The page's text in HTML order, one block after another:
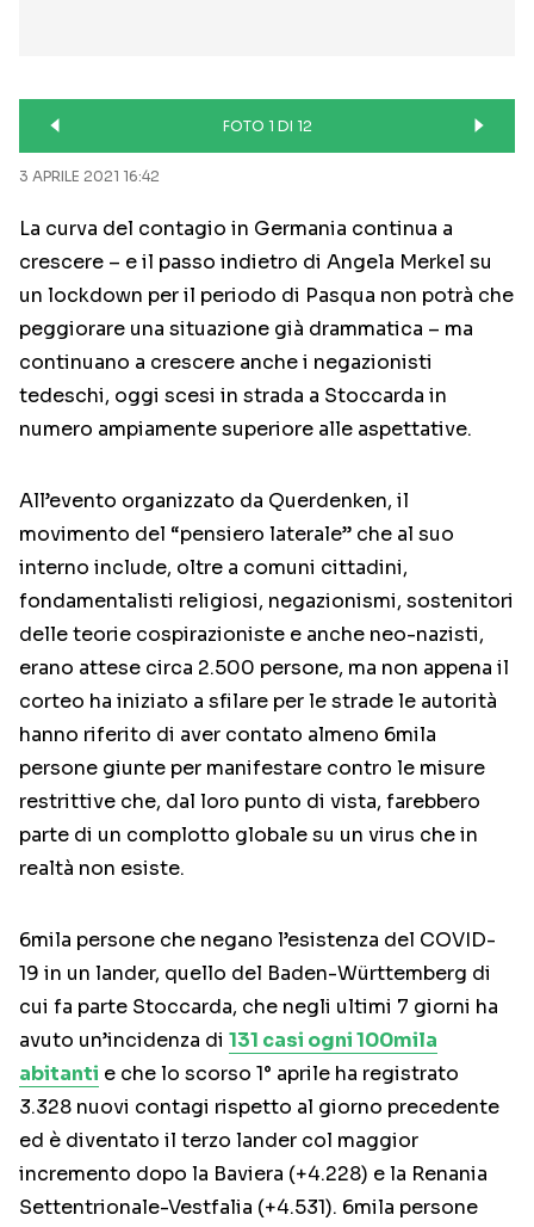
FOTO 1 DI 12
3 APRILE 2021 16:42
La curva del contagio in Germania continua a
crescere – e il passo indietro di Angela Merkel su
un lockdown per il periodo di Pasqua non potrà che
peggiorare una situazione già drammatica – ma
continuano a crescere anche i negazionisti
tedeschi, oggi scesi in strada a Stoccarda in
numero ampiamente superiore alle aspettative.
All’evento organizzato da Querdenken, il
movimento del “pensiero laterale” che al suo
interno include, oltre a comuni cittadini,
fondamentalisti religiosi, negazionismi, sostenitori
delle teorie cospirazioniste e anche neo-nazisti,
erano attese circa 2.500 persone, ma non appena il
corteo ha iniziato a sfilare per le strade le autorità
hanno riferito di aver contato almeno 6mila
persone giunte per manifestare contro le misure
restrittive che, dal loro punto di vista, farebbero
parte di un complotto globale su un virus che in
realtà non esiste.
6mila persone che negano l’esistenza del COVID-
19 in un lander, quello del Baden-Württemberg di
cui fa parte Stoccarda, che negli ultimi 7 giorni ha
avuto un’incidenza di 131 casi ogni 100mila
abitanti e che lo scorso 1° aprile ha registrato
3.328 nuovi contagi rispetto al giorno precedente
ed è diventato il terzo lander col maggior
incremento dopo la Baviera (+4.228) e la Renania
Settentrionale-Vestfalia (+4.531). 6mila persone